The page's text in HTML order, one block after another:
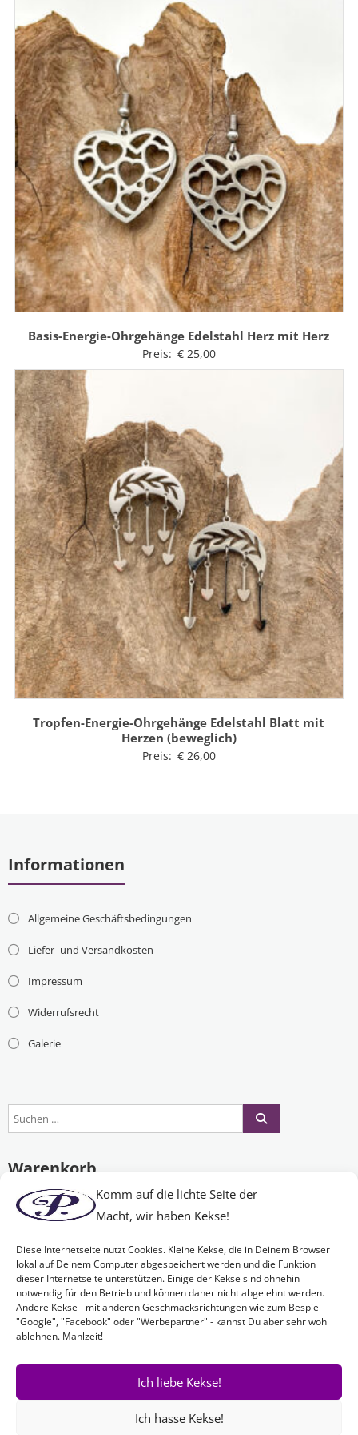
Komm auf die lichte Seite der
Macht, wir haben Kekse!
Diese Internetseite nutzt Cookies. Kleine Kekse, die in Deinem Browser
lokal auf Deinem Computer abgespeichert werden und die Funktion
dieser Internetseite unterstützen. Einige der Kekse sind ohnehin
notwendig für den Betrieb und können daher nicht abgelehnt werden.
Andere Kekse - mit anderen Geschmacksrichtungen wie zum Bespiel
"Google", "Facebook" oder "Werbepartner" - kannst Du aber sehr wohl
ablehnen. Mahlzeit!
Ich liebe Kekse!
Ich hasse Kekse!
Basis-Energie-Ohrgehänge Edelstahl Herz mit Herz
Preis: €25,00
Tropfen-Energie-Ohrgehänge Edelstahl Blatt mit
Herzen (beweglich)
Preis: €26,00
Informationen
Allgemeine Geschäftsbedingungen
Liefer- und Versandkosten
Impressum
Widerrufsrecht
Galerie
Warenkorb
Es befinden sich keine Produkte im Warenkorb.
Nichts Passendes gefunden?
Wenn Sie nach etwas Bestimmtem suchen oder gerne ein Produkt
Ihren Wünschen entsprechend anfertigen lassen möchten,
einfach!